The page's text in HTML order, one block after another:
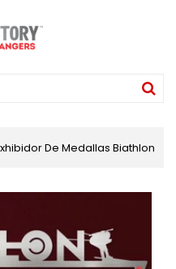
De Medallas Biathlon